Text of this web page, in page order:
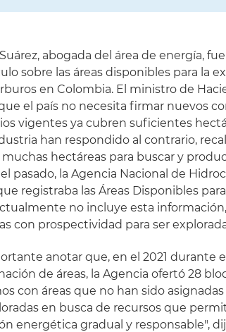
abogada del área de energía,
sobre las áreas disponibles para la
en Colombia. El ministro de
el país no necesita firmar nuevos
vigentes ya cubren suficientes
han respondido al contrario,
hectáreas para buscar y
pasado, la Agencia Nacional de
registraba las Áreas Disponibles
no incluye esta
con prospectividad para ser
anotar que, en el 2021
de áreas, la Agencia ofertó 28
con áreas que no han sido
en busca de recursos que
energética gradual y responsable",